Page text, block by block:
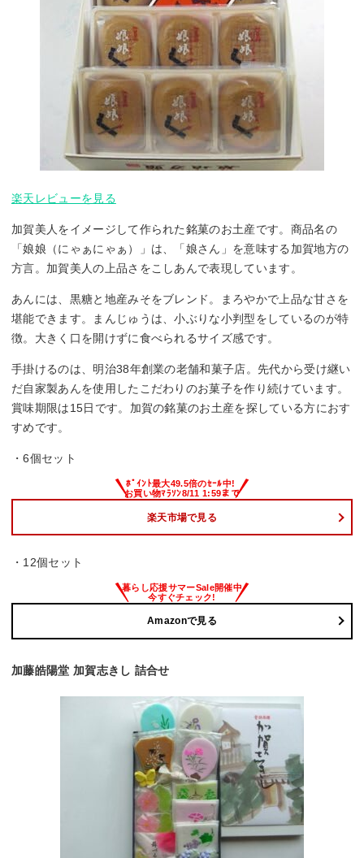
楽天レビューを見る
加賀美人をイメージして作られた銘菓のお土産です。商品名の
「娘娘（にゃぁにゃぁ）」は、「娘さん」を意味する加賀地方の
方言。加賀美人の上品さをこしあんで表現しています。
あんには、黒糖と地産みそをブレンド。まろやかで上品な甘さを
堪能できます。まんじゅうは、小ぶりな小判型をしているのが特
徴。大きく口を開けずに食べられるサイズ感です。
手掛けるのは、明治38年創業の老舗和菓子店。先代から受け継い
だ自家製あんを使用したこだわりのお菓子を作り続けています。
賞味期限は15日です。加賀の銘菓のお土産を探している方におす
すめです。
・6個セット
楽天市場で見る
・12個セット
Amazonで見る
加藤皓陽堂 加賀志きし 詰合せ